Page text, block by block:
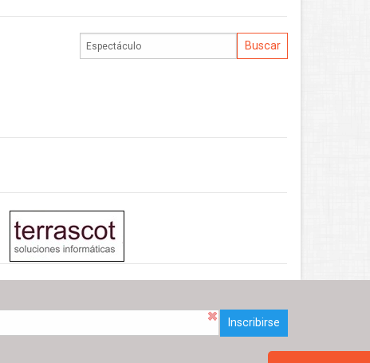
Inscribirse